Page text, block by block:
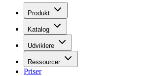
Produkt
Katalog
Udviklere
Ressourcer
Priser